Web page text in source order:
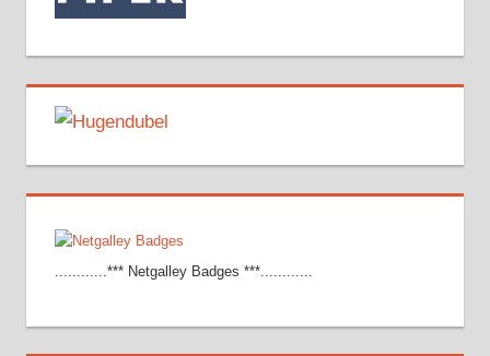
............*** Netgalley Badges ***............